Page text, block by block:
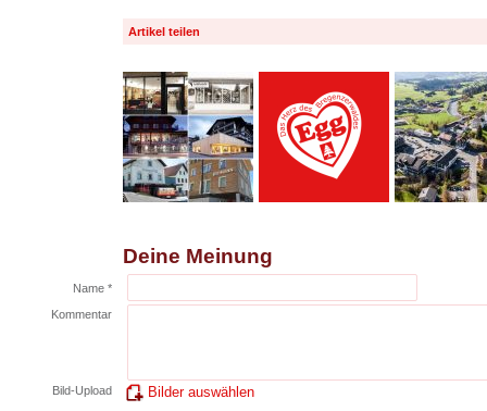
Artikel teilen
Deine Meinung
Name *
Kommentar
Bild-Upload Bilder auswählen